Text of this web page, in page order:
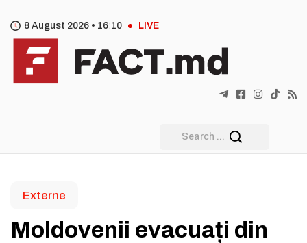
8 August 2026 • 16 10 LIVE
Externe
Moldovenii evacuați din